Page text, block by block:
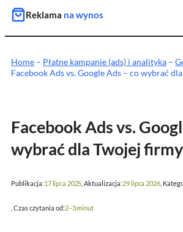
Przejdź
do
treści
Reklama na wynos
Home – Płatne kampanie (ads) i analityka –
Facebook Ads vs. Google Ads – co wybrać
Facebook Ads vs.
wybrać dla Twojej
Publikacja:17 lipca 2025 , Aktualizacja:29 lipca 2026,
, Czas czytania od:2–3 minut